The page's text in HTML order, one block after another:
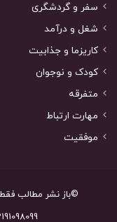
سفر و گردشگری
شغل و درآمد
کاریزما و جذابیت
کودک و نوجوان
متفرقه
مهارت ارتباط
موفقیت
©باز نشر مطالب
lotus.shop20@yahoo.com